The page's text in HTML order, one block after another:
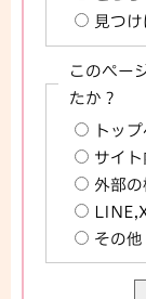
見つ
このペー
たか？
トッ
サイト
外部
その他